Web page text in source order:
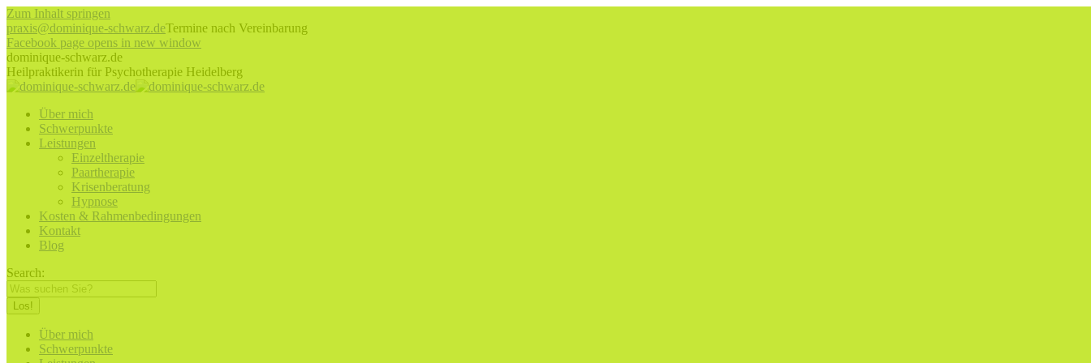
Zum Inhalt springen
praxis@dominique-schwarz.deTermine nach Vereinbarung
Facebook page opens in new window
dominique-schwarz.de
Heilpraktikerin für Psychotherapie Heidelberg
Über mich
Schwerpunkte
Leistungen
Einzeltherapie
Paartherapie
Krisenberatung
Hypnose
Kosten & Rahmenbedingungen
Kontakt
Blog
Search:
Über mich
Schwerpunkte